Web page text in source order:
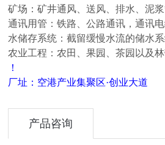
矿场：矿井通风、送风、排水、泥
通讯用管：铁路、公路通讯，通讯
水储存系统：截留缓慢水流的储水
农业工程：农田、果园、茶园以及
！
厂址：空港产业集聚区·创业大道
产品咨询